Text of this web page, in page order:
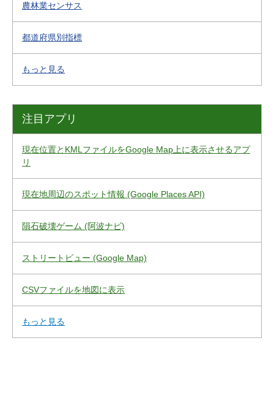
農林業センサス
都道府県別指標
もっと見る
注目アプリ
現在位置とKMLファイルをGoogle Map上に表示させるアプ
リ
現在地周辺のスポット情報 (Google Places API)
隕石破壊ゲーム (阿波ナビ)
ストリートビュー (Google Map)
CSVファイルを地図に表示
もっと見る